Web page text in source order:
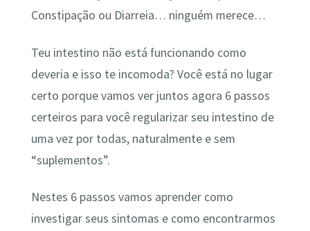
Constipação ou Diarreia… ninguém merece…
Teu intestino não está funcionando como
deveria e isso te incomoda? Você está no lugar
certo porque vamos ver juntos agora 6 passos
certeiros para você regularizar seu intestino de
uma vez por todas, naturalmente e sem
“suplementos”.
Nestes 6 passos vamos aprender como
investigar seus sintomas e como encontrarmos